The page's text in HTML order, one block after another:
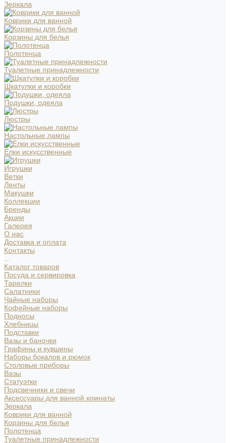
Зеркала
Коврики для ванной
Корзины для белья
Полотенца
Туалетные принадлежности
Шкатулки и коробки
Подушки, одеяла
Люстры
Настольные лампы
Ёлки искусственные
Игрушки
Ветки
Ленты
Макушки
Коллекции
Бренды
Акции
Галерея
О нас
Доставка и оплата
Контакты
Каталог товаров
Посуда и сервировка
Тарелки
Салатники
Чайные наборы
Кофейные наборы
Подносы
Хлебницы
Подставки
Вазы и баночки
Графины и кувшины
Наборы бокалов и рюмок
Столовые приборы
Вазы
Статуэтки
Подсвечники и свечи
Аксессуары для ванной комнаты
Зеркала
Коврики для ванной
Корзины для белья
Полотенца
Туалетные принадлежности